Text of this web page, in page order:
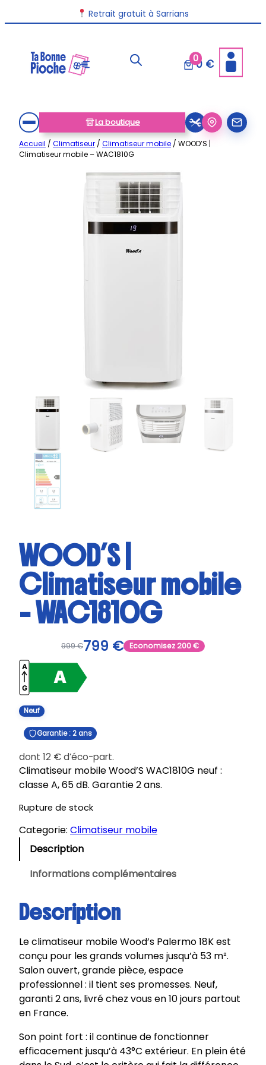
au
Retrait gratuit à Sarrians
Livraison disponible dans toute la France
00 €
La boutique
Accueil / Climatiseur / Climatiseur mobile / WOOD’S |
Climatiseur mobile – WAC1810G
WOOD’S |
Climatiseur mobile
– WAC1810G
999€799 € Economisez200€
Neuf
Garantie : 2 ans
dont 12 €d’éco-part.
Climatiseur mobile Wood’S WAC1810G neuf :
classe A, 65 dB. Garantie 2 ans.
Rupture de stock
Categorie: Climatiseur mobile
Description
Informations complémentaires
Description
Le climatiseur mobile Wood’s Palermo 18K est
conçu pour les grands volumes jusqu’à 53 m².
Salon ouvert, grande pièce, espace
professionnel : il tient ses promesses. Neuf,
garanti 2 ans, livré chez vous en 10 jours partout
en France.
Son point fort : il continue de fonctionner
efficacement jusqu’à 43°C extérieur. En plein été